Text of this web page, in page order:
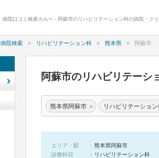
病院口コミ検索カルー - 阿蘇市のリハビリテーション科の病院・ク
病院検索 リハビリテーション科 熊本県 阿蘇市
阿蘇市のリハビリテーシ
熊本県阿蘇市 × リハビリテーショ
エリア・駅
熊本県阿蘇市
診療科目
リハビリテーション科